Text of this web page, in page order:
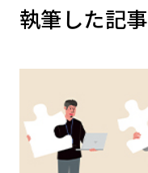
執筆した記事